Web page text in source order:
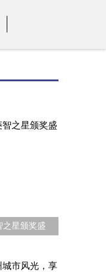
之星颁奖盛